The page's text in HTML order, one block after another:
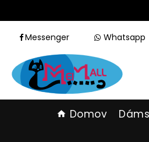
Messenger Whatsapp
home Domov